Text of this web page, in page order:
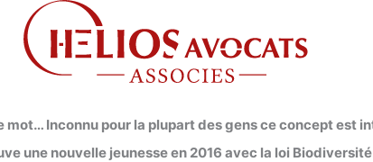
mot… Inconnu pour la plupart des gens ce concept est
une nouvelle jeunesse en 2016 avec la loi